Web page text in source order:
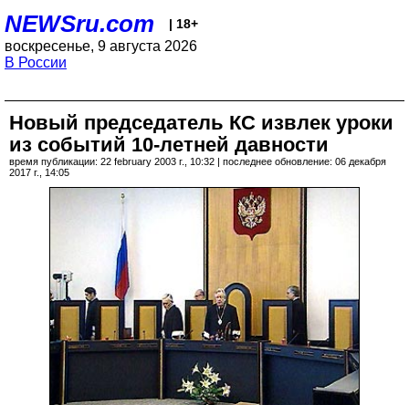
NEWSru.com | 18+
воскресенье, 9 августа 2026
В России
Новый председатель КС извлек уроки
из событий 10-летней давности
время публикации: 22 february 2003 г., 10:32 | последнее обновление: 06 декабря
2017 г., 14:05